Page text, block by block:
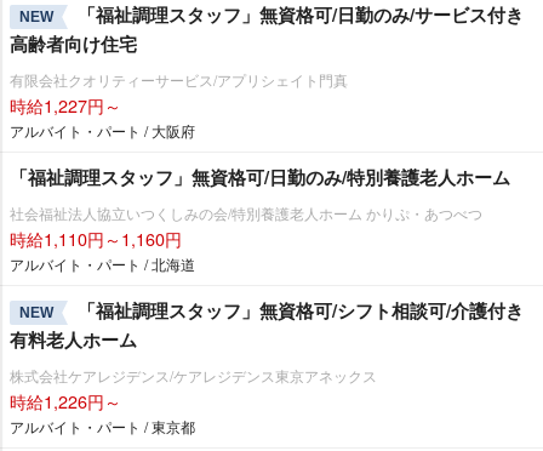
NEW
「福祉調理スタッフ」無資格可/日勤のみ/サービス付き
高齢者向け住宅
有限会社クオリティーサービス/アプリシェイト門真
時給1,227円～
アルバイト・パート / 大阪府
「福祉調理スタッフ」無資格可/日勤のみ/特別養護老人ホーム
社会福祉法人協立いつくしみの会/特別養護老人ホーム かりぷ・あつべつ
時給1,110円～1,160円
アルバイト・パート / 北海道
NEW
「福祉調理スタッフ」無資格可/シフト相談可/介護付き
有料老人ホーム
株式会社ケアレジデンス/ケアレジデンス東京アネックス
時給1,226円～
アルバイト・パート / 東京都